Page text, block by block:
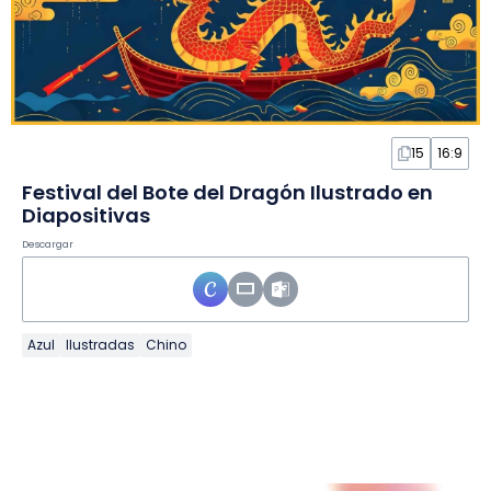
15 16:9
Festival del Bote del Dragón Ilustrado en
Diapositivas
Descargar
Azul Ilustradas Chino